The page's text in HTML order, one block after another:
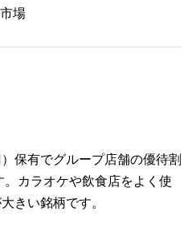
市場
保有でグループ店舗の優待割
。カラオケや飲食店をよく使
きい銘柄です。